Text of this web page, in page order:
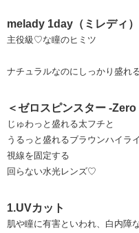
melady 1day（ミレディ）
主役級♡な瞳のヒミツ
ナチュラルなのにしっかり盛れ
＜ゼロスピンスター -
じゅわっと盛れる太フチと
うるっと盛れるブラウンハイライ
視線を固定する
回らない水光レンズ♡
1.UVカット
肌や瞳に有害といわれ、白内障